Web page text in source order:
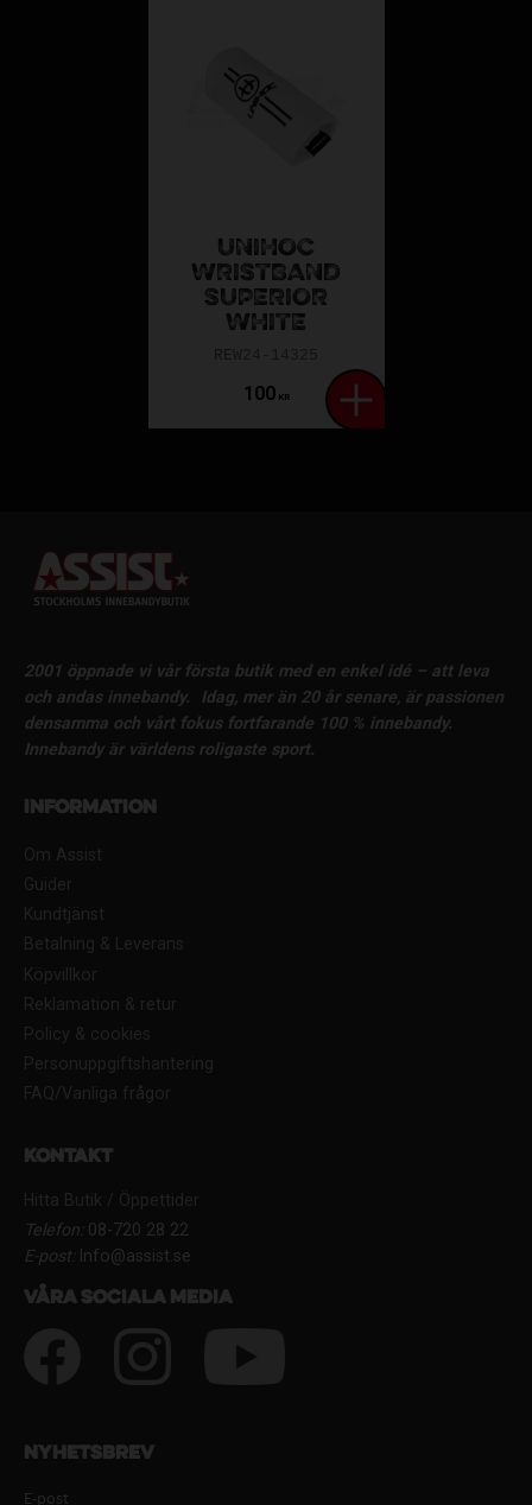
UNIHOC
WRISTBAND
SUPERIOR
WHITE
100KR
2001 öppnade vi vår första butik med en enkel idé – att leva
och andas innebandy.
Idag, mer än 20 år senare, är passionen
densamma och vårt fokus fortfarande 100 % innebandy.
Innebandy är världens roligaste sport.
Information
Om Assist
Guider
Kundtjänst
Betalning & Leverans
Köpvillkor
Reklamation & retur
Policy & cookies
Personuppgiftshantering
FAQ/Vanliga frågor
Kontakt
Hitta Butik / Öppettider
Telefon:08-720 28 22
E-post:Info@assist.se
Våra sociala media
Nyhetsbrev
E-post